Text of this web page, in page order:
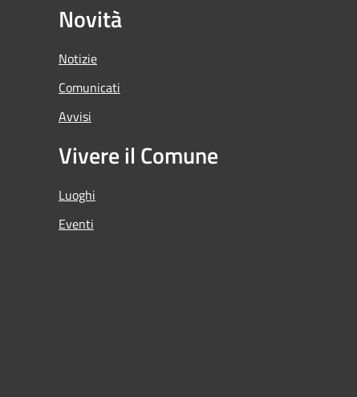
Novità
Notizie
Comunicati
Avvisi
Vivere il Comune
Luoghi
Eventi